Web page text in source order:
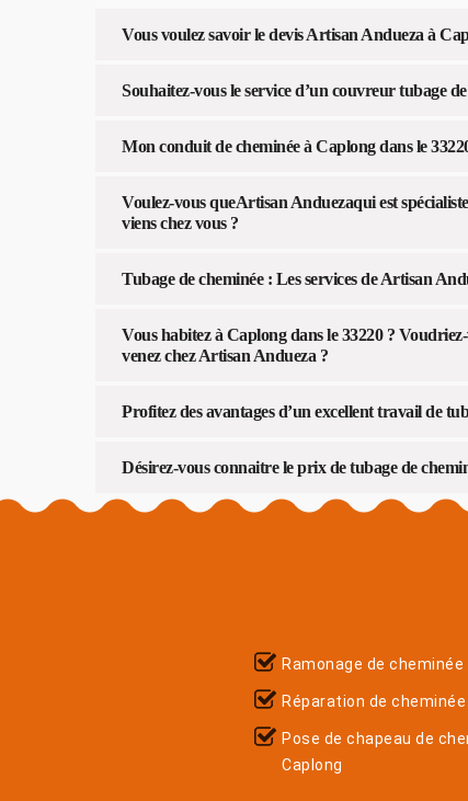
Vous voulez savoir le devis Artisan Andueza à
Souhaitez-vous le service d’un couvreur tubage
Mon conduit de cheminée à Caplong dans le
Voulez-vous queArtisan Anduezaqui est
viens chez vous ?
Tubage de cheminée : Les services de Artisan
Vous habitez à Caplong dans le 33220 ?
venez chez Artisan Andueza ?
Profitez des avantages d’un excellent travail de
Désirez-vous connaitre le prix de tubage de
Ramonage de cheminée
Réparation de cheminée
Pose de chapeau de
Caplong